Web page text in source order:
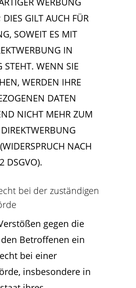
GILT AUCH FÜR
SOWEIT ES MIT
IN
STEHT. WENN SIE
WERDEN IHRE
DATEN
NICHT MEHR ZUM
NACH
DSGVO).
bei der zuständigen
gegen die
den Betroffenen ein
bei einer
insbesondere in